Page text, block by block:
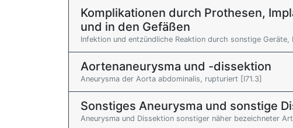
Komplikationen durch Prothesen,
und in den Gefäßen
Infektion und entzündliche Reaktion durch sonstige
Aortenaneurysma und -dissektion
Aneurysma der Aorta abdominalis, rupturiert [I71.3]
Sonstiges Aneurysma und sonstige
Aneurysma und Dissektion sonstiger näher bezeichneter